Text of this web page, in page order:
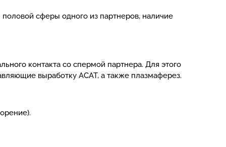
сферы одного из партнеров, наличие
контакта со спермой партнера. Для этого
выработку АСАТ, а также плазмаферез.